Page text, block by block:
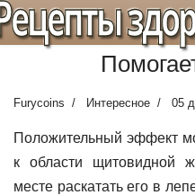
Furycoins Интересное 05
Положительный эффект
к области щитовидной
месте раскатать его в